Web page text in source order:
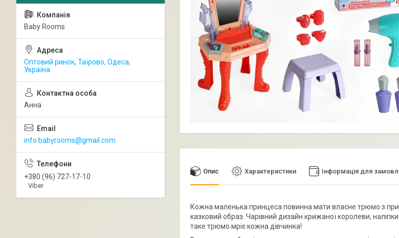
Опис Характеристики Інформація для
Кожна маленька принцеса повинна мати власне трюмо з
казковий образ. Чарівний дизайн крижаної королеви,
таке трюмо мріє кожна дівчинка!
Baby Rooms
Оптовий ринок, Таїрово, Одеса,
Україна
Анна
info.babyrooms@gmail.com
+380 (96) 727-17-10
Viber